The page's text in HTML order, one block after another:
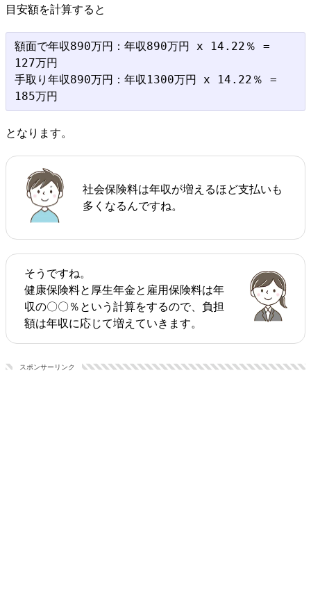
目安額を計算すると
額面で年収890万円：年収890万円 x 14.22％ =
127万円
手取り年収890万円：年収1300万円 x 14.22％ =
となります。
社会保険料は年収が増えるほど支払いも
多くなるんですね。
そうですね。
健康保険料と厚生年金と雇用保険料は年
収の〇〇％という計算をするので、負担
額は年収に応じて増えていきます。
スポンサーリンク